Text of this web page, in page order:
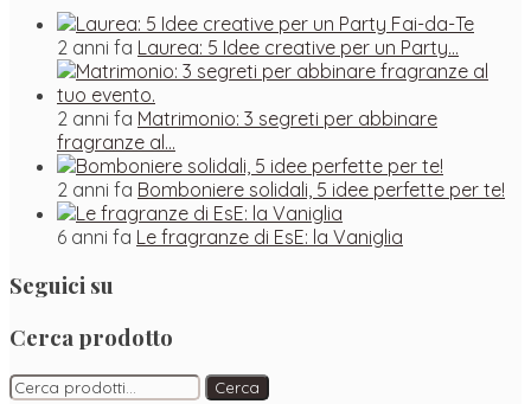
2 anni fa Laurea: 5 Idee creative per un Party…
2 anni fa Matrimonio: 3 segreti per abbinare
fragranze al…
2 anni fa Bomboniere solidali, 5 idee perfette per te!
6 anni fa Le fragranze di EsE: la Vaniglia
Seguici su
Facebook
Instagram
Pinterest
Cerca prodotto
Cerca: Cerca